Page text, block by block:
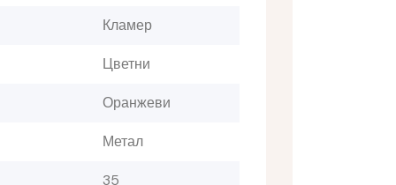
Кламер
Цветни
Оранжеви
Метал
35